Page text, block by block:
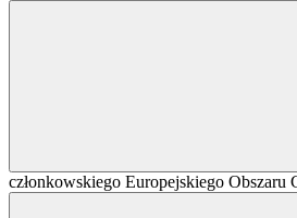
członkowskiego Europejskiego Obszaru